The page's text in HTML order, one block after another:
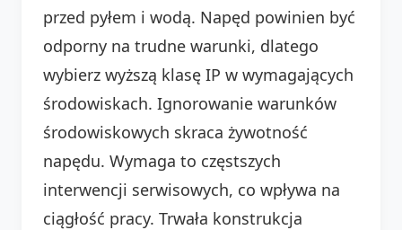
przed pyłem i wodą. Napęd powinien być
odporny na trudne warunki, dlatego
wybierz wyższą klasę IP w wymagających
środowiskach. Ignorowanie warunków
środowiskowych skraca żywotność
napędu. Wymaga to częstszych
interwencji serwisowych, co wpływa na
ciągłość pracy. Trwała konstrukcja